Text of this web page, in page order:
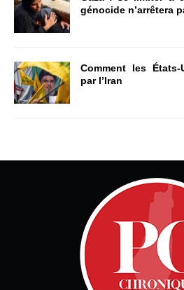
génocide n’arrêtera
Comment les
par l’Iran